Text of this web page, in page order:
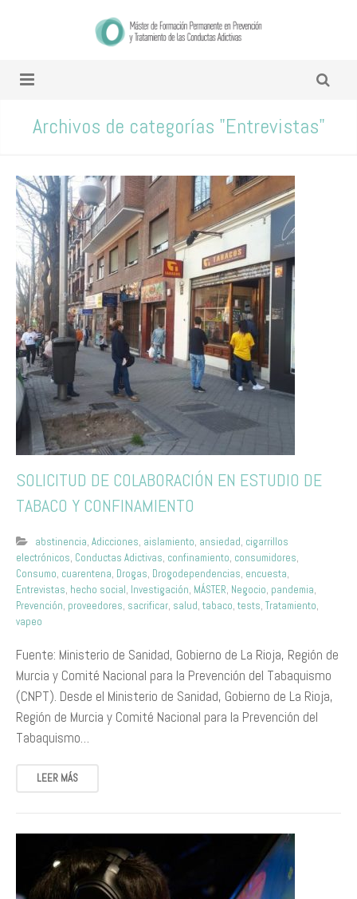
Archivos de categorías "Entrevistas"
SOLICITUD DE COLABORACIÓN EN ESTUDIO DE
TABACO Y CONFINAMIENTO
abstinencia, Adicciones, aislamiento, ansiedad, cigarrillos
electrónicos, Conductas Adictivas, confinamiento, consumidores,
Consumo, cuarentena, Drogas, Drogodependencias, encuesta,
Entrevistas, hecho social, Investigación, MÁSTER, Negocio, pandemia,
Prevención, proveedores, sacrificar, salud, tabaco, tests, Tratamiento,
vapeo
Fuente: Ministerio de Sanidad, Gobierno de La Rioja, Región de
Murcia y Comité Nacional para la Prevención del Tabaquismo
(CNPT). Desde el Ministerio de Sanidad, Gobierno de La Rioja,
Región de Murcia y Comité Nacional para la Prevención del
Tabaquismo…
LEER MÁS